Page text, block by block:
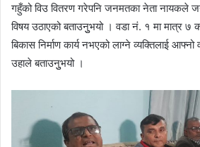
गहुँको विउ वितरण गरेपनि जनमतका नेता नायकले
विषय उठाएको बताउनुुभयो । वडा नं. १ मा मात्र ७
बिकास निर्माण कार्य नभएको लाग्ने व्यक्तिलाई
उहाले बताउनुुभयो ।